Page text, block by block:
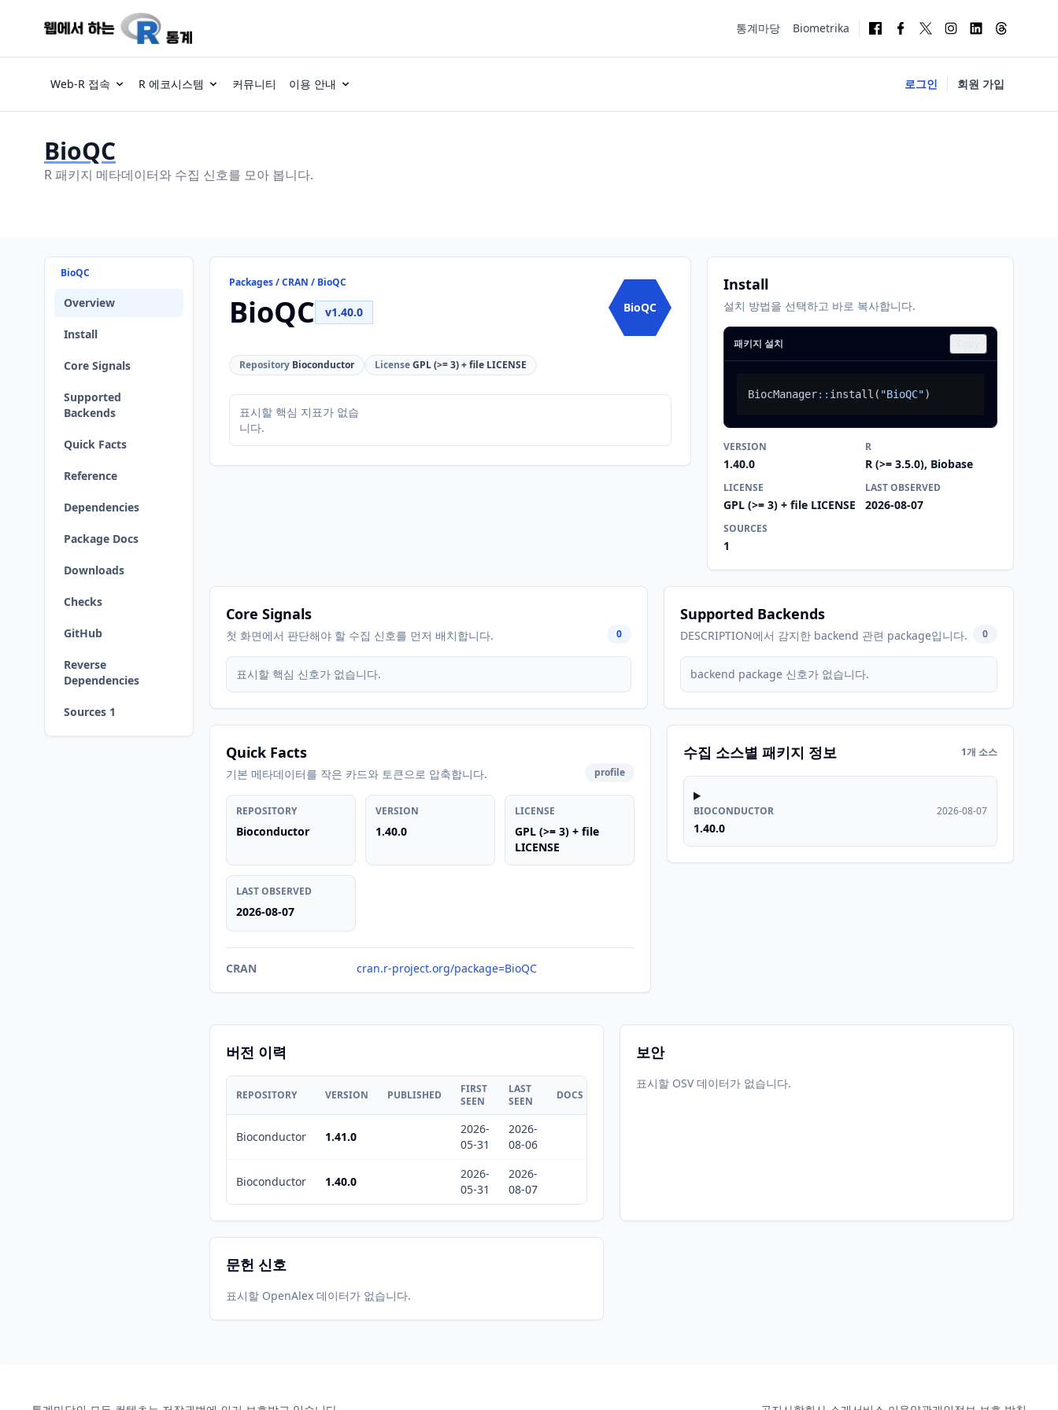
통계마당 Biometrika
Web-R 접속 R 에코시스템 커뮤니티 이용 안내 로그인 회원 가입
BioQC
R 패키지 메타데이터와 수집 신호를 모아 봅니다.
BioQC
Overview
Install
Core Signals
Supported
Backends
Quick Facts
Reference
Dependencies
Package Docs
Downloads
Checks
GitHub
Reverse
Dependencies
Sources 1
Packages / CRAN / BioQC
BioQC v1.40.0 BioQC
Repository Bioconductor LicenseGPL (>= 3) + file LICENSE
표시할 핵심 지표가 없습
니다.
Install
설치 방법을 선택하고 바로 복사합니다.
패키지 설치
BiocManager:: install ( "BioQC")
VERSION
1.40.0
R
R (>= 3.5.0), Biobase
LICENSE
GPL (>= 3) + file LICENSE
LAST OBSERVED
2026-08-07
SOURCES
1
Core Signals
첫 화면에서 판단해야 할 수집 신호를 먼저 배치합니다. 0
표시할 핵심 신호가 없습니다.
Supported Backends
DESCRIPTION에서 감지한 backend 관련 package입니다. 0
backend package 신호가 없습니다.
Quick Facts
기본 메타데이터를 작은 카드와 토큰으로 압축합니다. profile
REPOSITORY
Bioconductor
VERSION
1.40.0
LICENSE
GPL (>= 3) + file
LICENSE
LAST OBSERVED
2026-08-07
CRAN cran.r-project.org/package=BioQC
수집 소스별 패키지 정보 1개 소스
BIOCONDUCTOR
1.40.0
2026-08-07
버전 이력
REPOSITORY VERSION PUBLISHED
FIRST
SEEN
LAST
SEEN
DOCS
Bioconductor 1.41.0
2026-
05-31
2026-
08-06
Bioconductor 1.40.0
2026-
05-31
2026-
08-07
보안
표시할 OSV 데이터가 없습니다.
문헌 신호
표시할 OpenAlex 데이터가 없습니다.